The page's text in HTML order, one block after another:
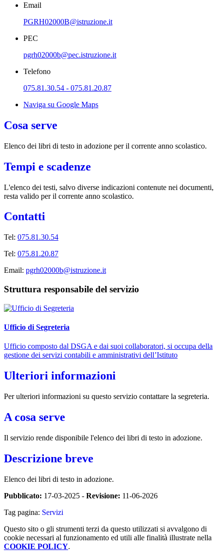
Email
PGRH02000B@istruzione.it
PEC
pgrh02000b@pec.istruzione.it
Telefono
075.81.30.54 - 075.81.20.87
Naviga su Google Maps
Cosa serve
Elenco dei libri di testo in adozione per il corrente anno scolastico.
Tempi e scadenze
L'elenco dei testi, salvo diverse indicazioni contenute nei documenti,
resta valido per il corrente anno scolastico.
Contatti
Tel: 075.81.30.54
Tel: 075.81.20.87
Email: pgrh02000b@istruzione.it
Struttura responsabile del servizio
Ufficio di Segreteria
Ufficio composto dal DSGA e dai suoi collaboratori, si occupa della
gestione dei servizi contabili e amministrativi dell’Istituto
Ulteriori informazioni
Per ulteriori informazioni su questo servizio contattare la segreteria.
A cosa serve
Il servizio rende disponibile l'elenco dei libri di testo in adozione.
Descrizione breve
Elenco dei libri di testo in adozione.
Pubblicato: 17-03-2025 - Revisione: 11-06-2026
Tag pagina: Servizi
Questo sito o gli strumenti terzi da questo utilizzati si avvalgono di
cookie necessari al funzionamento ed utili alle finalità illustrate nella
COOKIE POLICY.